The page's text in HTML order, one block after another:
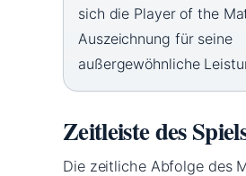
sich die Player of the
Auszeichnung für seine
außergewöhnliche
Zeitleiste des
Die zeitliche Abfolge des